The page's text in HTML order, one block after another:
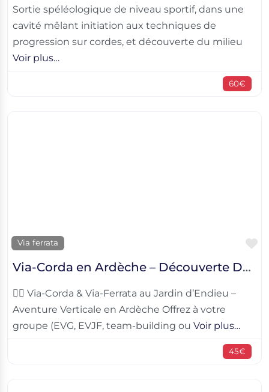
Sortie spéléologique de niveau sportif, dans une
cavité mêlant initiation aux techniques de
progression sur cordes, et découverte du milieu
Voir plus…
60€
Via ferrata
Via-Corda en Ardèche – Découverte Des Jardins d’Endieu
🧗‍♀️ Via-Corda & Via-Ferrata au Jardin d’Endieu –
Aventure Verticale en Ardèche Offrez à votre
groupe (EVG, EVJF, team-building ou Voir plus…
45€